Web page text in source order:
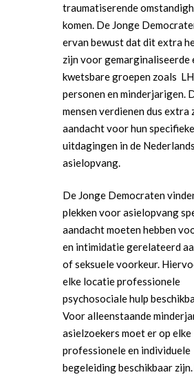
traumatiserende
komen. De Jonge
ervan bewust dat dit extra
zijn voor gemarginaliseerde
kwetsbare groepen zoals
personen en minderjarigen.
mensen verdienen dus extra
aandacht voor hun specifieke
uitdagingen in de
asielopvang.
De Jonge Democraten
plekken voor asielopvang
aandacht moeten hebben
en intimidatie gerelateerd
of seksuele voorkeur.
elke locatie professionele
psychosociale hulp
Voor alleenstaande
asielzoekers moet er op
professionele en individuele
begeleiding beschikbaar